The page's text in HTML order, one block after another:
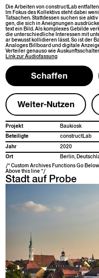
Die Arbeit­en von con­struct­Lab
Im Fokus des Kollek­tivs ste­ht dabei
Tat­sachen. Stattdessen suchen sie
gen, die sich in Aneig­nun­gen
text ein Bild. Als kom­plex­es Gebilde
die unter­schiedliche Inter­essen mit
ar bewusst kol­li­dieren lässt. So ist der
Analoges Bill­board und dig­i­tale
Verteil­er genau­so wie
Link zurAudio­fas­sung
Schaf­fen
Weit­er-Nutzen
Pro­jekt
Baukiosk
Beteiligte
con­struct­Lab
Jahr
2020
Ort
Berlin,
/* Custom Archives Functions Go
Above this line */
Stadt auf Probe